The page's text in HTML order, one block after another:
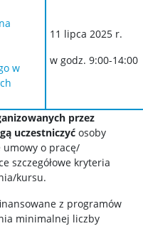
w
11 lipca 2025 r.
w godz. 9:00-14:00
przez
uczestniczyć osoby
o pracę/
szczegółowe kryteria
kursu.
z programów
minimalnej liczby